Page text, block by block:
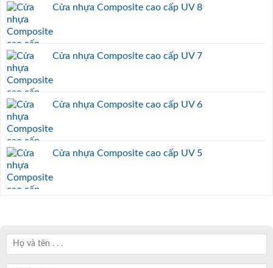
Cửa nhựa Composite cao cấp UV 8
Cửa nhựa Composite cao cấp UV 7
Cửa nhựa Composite cao cấp UV 6
Cửa nhựa Composite cao cấp UV 5